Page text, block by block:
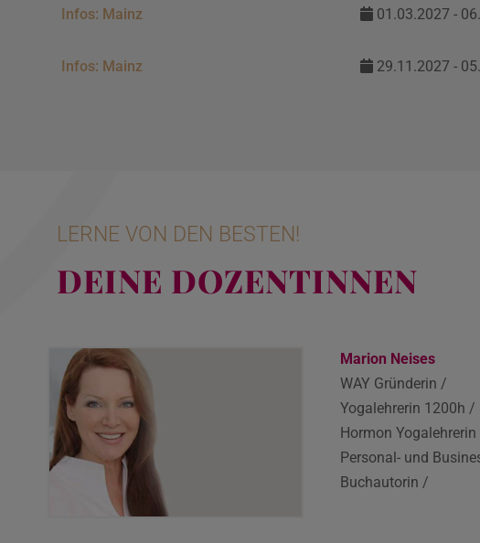
Infos: Mainz 01.03.2027 -
Infos: Mainz 29.11.2027 -
LERNE VON DEN BESTEN!
DEINE DOZENTINNEN
Marion Neises
WAY Gründerin /
Yogalehrerin 1200h /
Hormon
Personal- und
Buchautorin /